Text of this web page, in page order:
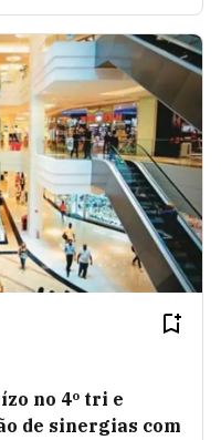
no 4º tri e
de sinergias com